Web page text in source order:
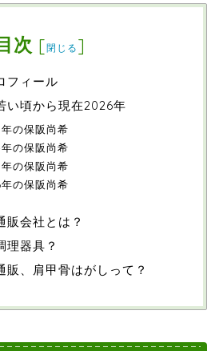
次 [閉じる ]
フィール
い頃から現在2026年
の保阪尚希
の保阪尚希
の保阪尚希
の保阪尚希
販会社とは？
理器具？
販、肩甲骨はがしって？